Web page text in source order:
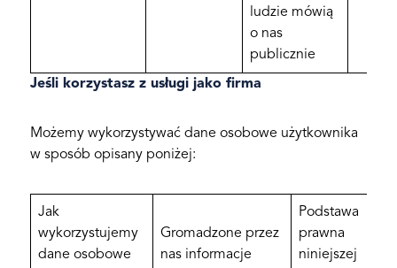
ludzie mówią
o nas
publicznie
Jeśli korzystasz z usługi jako firma
Możemy wykorzystywać dane osobowe użytkownika
w sposób opisany poniżej:
Jak
wykorzystujemy
dane osobowe
Gromadzone przez
nas informacje
Podstawa
prawna
niniejszej